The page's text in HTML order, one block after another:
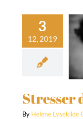
du?
NLP Coaching
Stresser
By Helene Lysekilde